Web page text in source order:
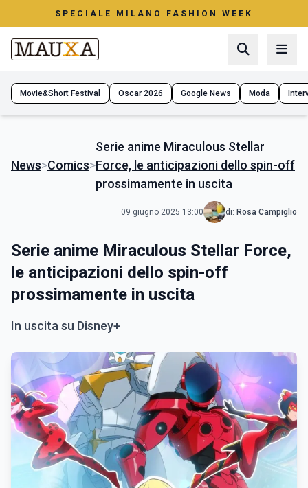
SPECIALE MILANO FASHION WEEK
Movie&Short Festival Oscar 2026 Google News Moda
News>Comics>
Serie anime Miraculous Stellar
Force, le anticipazioni dello spin-off
prossimamente in uscita
09 giugno 2025 13:00 di: Rosa Campiglio
Serie anime Miraculous Stellar Force,
le anticipazioni dello spin-off
prossimamente in uscita
In uscita su Disney+